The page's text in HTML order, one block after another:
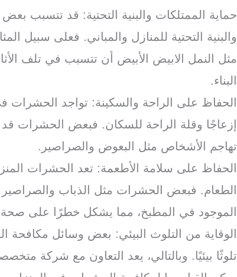
حماية الممتلكات والبنية التحتية: قد تتسبب
والبنية التحتية للمنازل والمباني. فعلى سبيل
مثل النمل الابيض الأبيض أن تتسبب في تلف
البناء.
الحفاظ على الراحة والسكينة: تواجد
إزعاجًا وقلة الراحة للسكان. فبعض الحشرات
تهاجم الأشخاص مثل البعوض والصراصير.
الحفاظ على سلامة الأطعمة: تعد الحشرات
الطعام. فبعض الحشرات مثل الذباب
الموجود في المطبخ، مما يشكل خطرًا على صحة
الوقاية من التلوث البيئي: بعض وسائل مكافحة
تلوثًا بيئيًا. وبالتالي، يعد التعاون مع شركة